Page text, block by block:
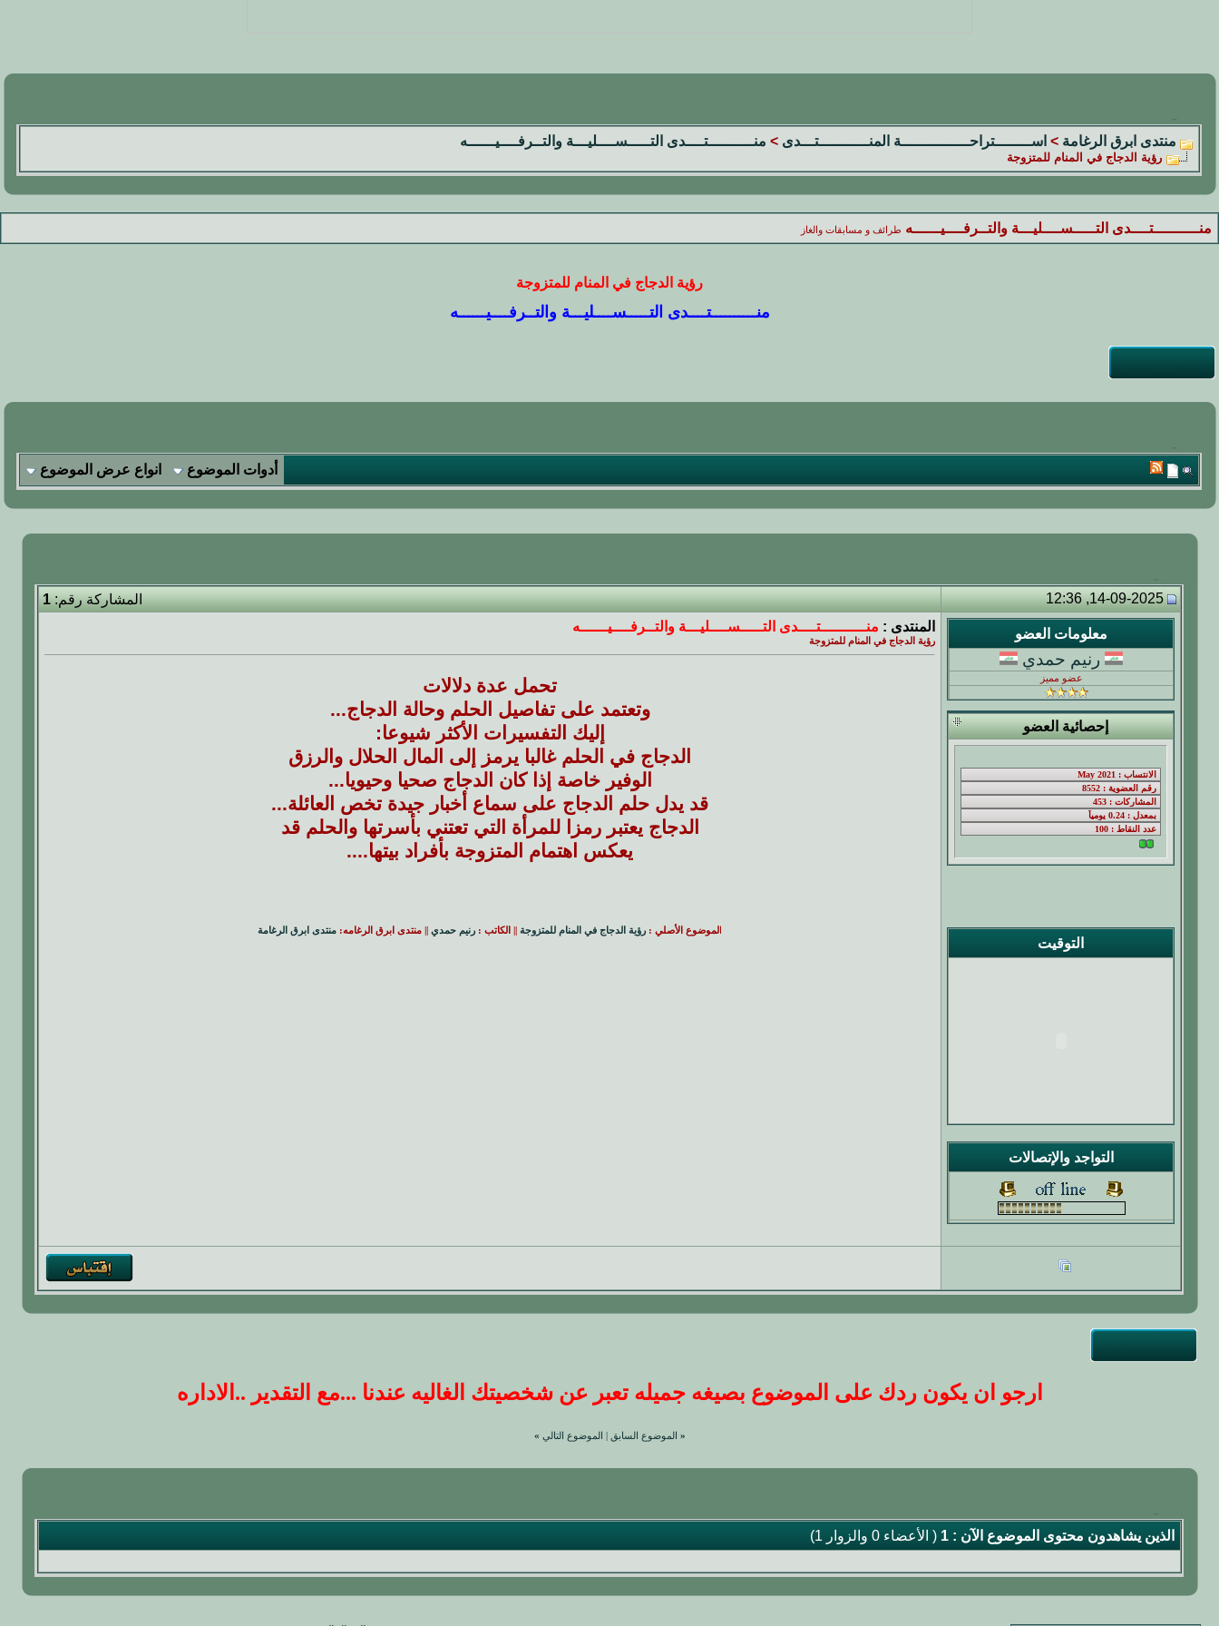
منتدى ابرق الرغامة > اســــــــتراحـــــــــــــــة المنـــــــــــتـــدى > منــــــــــتــــدى التـــــســــليـــة والتــرفــــيــــــه
رؤية الدجاج في المنام للمتزوجة
منــــــــــتــــدى التـــــســــليـــة والتــرفــــيــــــه طرائف و مسابقات والغاز
رؤية الدجاج في المنام للمتزوجة
منــــــــــتــــدى التـــــســــليـــة والتــرفــــيــــــه
أدوات الموضوع انواع عرض الموضوع
14-09-2025, 12:36 المشاركة رقم:1
معلومات العضو
رنيم حمدي
عضو مميز
إحصائية العضو
التوقيت
التواجد والإتصالات
المنتدى : منــــــــــتــــدى التـــــســــليـــة والتــرفــــيــــــه
رؤية الدجاج في المنام للمتزوجة
تحمل عدة دلالات
وتعتمد على تفاصيل الحلم وحالة الدجاج...
إليك التفسيرات الأكثر شيوعا:
الدجاج في الحلم غالبا يرمز إلى المال الحلال والرزق
الوفير خاصة إذا كان الدجاج صحيا وحيويا...
قد يدل حلم الدجاج على سماع أخبار جيدة تخص العائلة...
الدجاج يعتبر رمزا للمرأة التي تعتني بأسرتها والحلم قد
يعكس اهتمام المتزوجة بأفراد بيتها....
لموضوع الأصلي : رؤية الدجاج في المنام للمتزوجة || الكاتب : رنيم حمدي || منتدى ابرق الرغامه: منتدى ابرق الرغامة
ارجو ان يكون ردك على الموضوع بصيغه جميله تعبر عن شخصيتك الغاليه عندنا ...مع التقدير ..الاداره
« الموضوع السابق الموضوع التالي »
الذين يشاهدون محتوى الموضوع الآن : 1 ( الأعضاء 0 والزوار 1)